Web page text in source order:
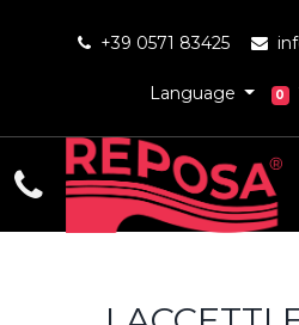
+39 0571 83425
Language 0